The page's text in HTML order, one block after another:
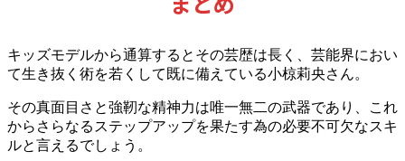
キッズモデルから通算するとその芸歴は長く、芸能界におい
て生き抜く術を若くして既に備えている小椋莉央さん。
その真面目さと強靭な精神力は唯一無二の武器であり、これ
からさらなるステップアップを果たす為の必要不可欠なスキ
ルと言えるでしょう。